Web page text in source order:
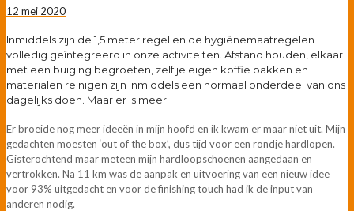
12 mei 2020
Inmiddels zijn de 1,5 meter regel en de hygiënemaatregelen
volledig geïntegreerd in onze activiteiten. Afstand houden, elkaar
met een buiging begroeten, zelf je eigen koffie pakken en
materialen reinigen zijn inmiddels een normaal onderdeel van ons
dagelijks doen. Maar er is meer.
Er broeide nog meer ideeën in mijn hoofd en ik kwam er maar niet uit. Mijn
gedachten moesten ‘out of the box’, dus tijd voor een rondje hardlopen.
Gisterochtend maar meteen mijn hardloopschoenen aangedaan en
vertrokken. Na 11 km was de aanpak en uitvoering van een nieuw idee
voor 93% uitgedacht en voor de finishing touch had ik de input van
anderen nodig.